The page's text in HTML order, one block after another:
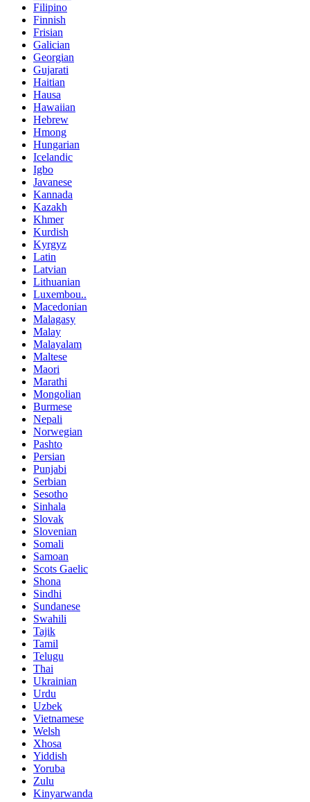
Filipino
Finnish
Frisian
Galician
Georgian
Gujarati
Haitian
Hausa
Hawaiian
Hebrew
Hmong
Hungarian
Icelandic
Igbo
Javanese
Kannada
Kazakh
Khmer
Kurdish
Kyrgyz
Latin
Latvian
Lithuanian
Luxembou..
Macedonian
Malagasy
Malay
Malayalam
Maltese
Maori
Marathi
Mongolian
Burmese
Nepali
Norwegian
Pashto
Persian
Punjabi
Serbian
Sesotho
Sinhala
Slovak
Slovenian
Somali
Samoan
Scots Gaelic
Shona
Sindhi
Sundanese
Swahili
Tajik
Tamil
Telugu
Thai
Ukrainian
Urdu
Uzbek
Vietnamese
Welsh
Xhosa
Yiddish
Yoruba
Zulu
Kinyarwanda